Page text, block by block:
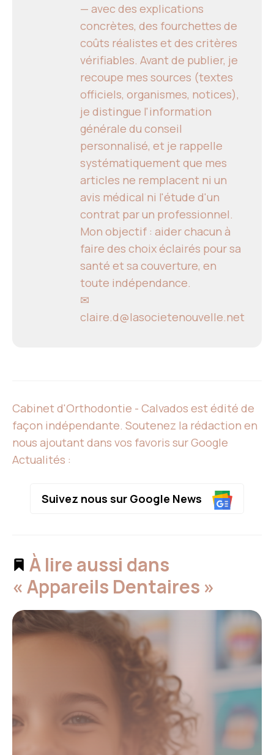
— avec des explications
concrètes, des fourchettes de
coûts réalistes et des critères
vérifiables. Avant de publier, je
recoupe mes sources (textes
officiels, organismes, notices),
je distingue l'information
générale du conseil
personnalisé, et je rappelle
systématiquement que mes
articles ne remplacent ni un
avis médical ni l'étude d'un
contrat par un professionnel.
Mon objectif : aider chacun à
faire des choix éclairés pour sa
santé et sa couverture, en
toute indépendance.
✉
claire.d@lasocietenouvelle.net
Cabinet d'Orthodontie - Calvados est édité de
façon indépendante. Soutenez la rédaction en
nous ajoutant dans vos favoris sur Google
Actualités :
Suivez nous sur Google News
À lire aussi dans
« Appareils Dentaires »